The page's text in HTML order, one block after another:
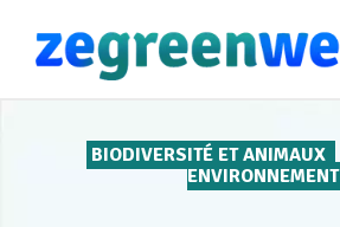
BIODIVERSITÉ ET ANIMAUX
ENVIRONNEMENT